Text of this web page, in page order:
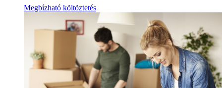
Megbízható költöztetés